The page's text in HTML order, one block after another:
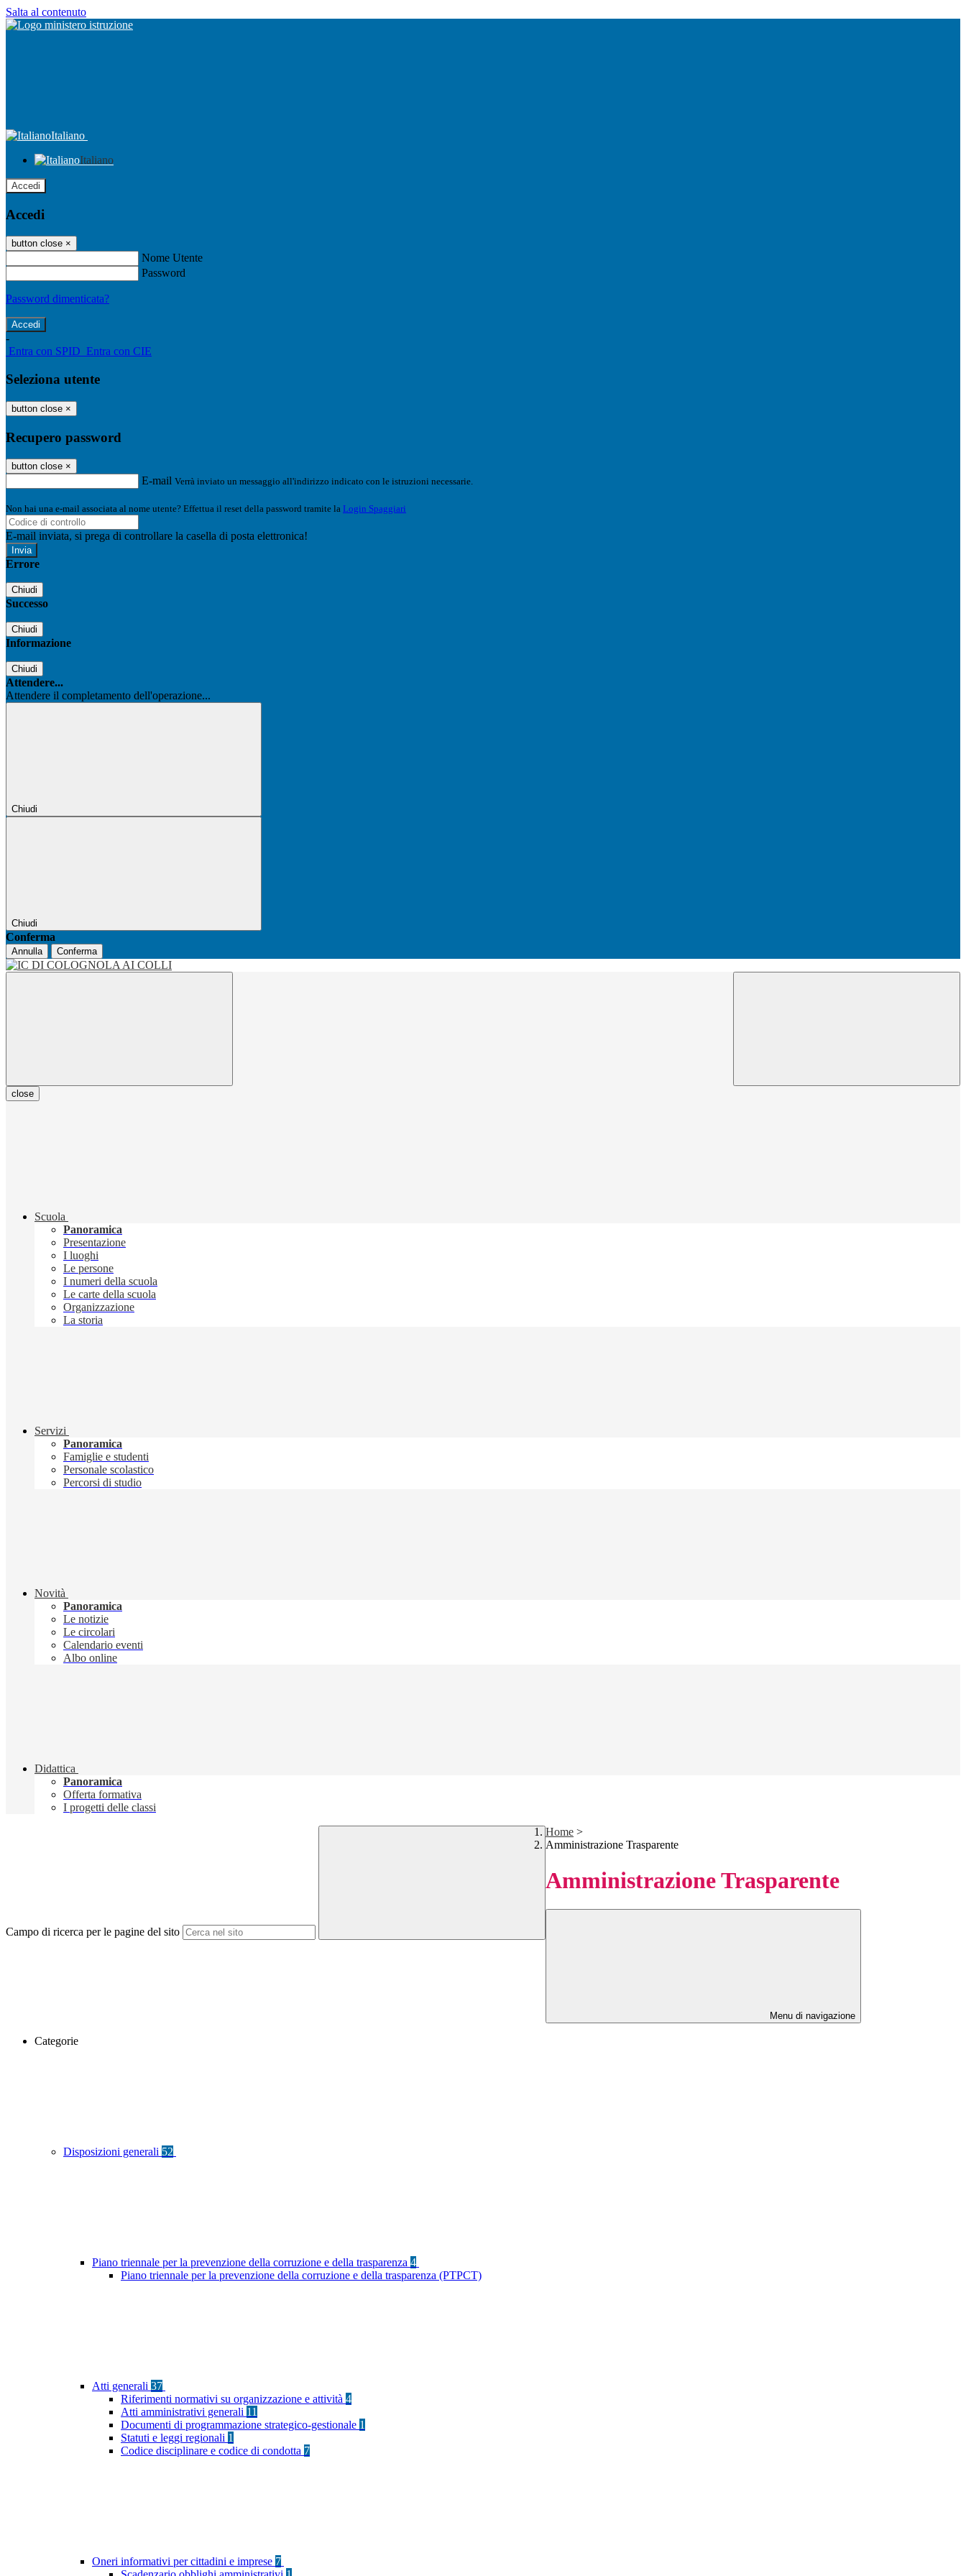
Salta al contenuto
Italiano
Italiano
Accedi
Accedi
button close ×
Nome Utente
Password
Password dimenticata?
-
Entra con SPID Entra con CIE
Seleziona utente
button close ×
Recupero password
button close ×
E-mail Verrà inviato un messaggio all'indirizzo indicato con le istruzioni necessarie.
Non hai una e-mail associata al nome utente? Effettua il reset della password tramite la Login Spaggiari
E-mail inviata, si prega di controllare la casella di posta elettronica!
Errore
Chiudi
Successo
Chiudi
Informazione
Chiudi
Attendere...
Attendere il completamento dell'operazione...
Chiudi
Chiudi
Conferma
Annulla Conferma
close
Scuola
Panoramica
Presentazione
I luoghi
Le persone
I numeri della scuola
Le carte della scuola
Organizzazione
La storia
Servizi
Panoramica
Famiglie e studenti
Personale scolastico
Percorsi di studio
Novità
Panoramica
Le notizie
Le circolari
Calendario eventi
Albo online
Didattica
Panoramica
Offerta formativa
I progetti delle classi
Campo di ricerca per le pagine del sito
Home >
Amministrazione Trasparente
Amministrazione Trasparente
Menu di navigazione
Categorie
Disposizioni generali 52
Piano triennale per la prevenzione della corruzione e della trasparenza 4
Piano triennale per la prevenzione della corruzione e della trasparenza (PTPCT)
Atti generali 37
Riferimenti normativi su organizzazione e attività 4
Atti amministrativi generali 11
Documenti di programmazione strategico-gestionale 1
Statuti e leggi regionali 1
Codice disciplinare e codice di condotta 7
Oneri informativi per cittadini e imprese 7